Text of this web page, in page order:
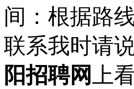
间：根据路
联系我时请
阳招聘网
上